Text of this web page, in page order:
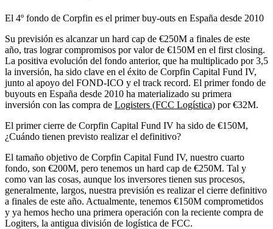
El 4º fondo de Corpfin es el primer buy-outs en España desde 2010
Su previsión es alcanzar un hard cap de €250M a finales de este
año, tras lograr compromisos por valor de €150M en el first closing.
La positiva evolución del fondo anterior, que ha multiplicado por 3,5
la inversión, ha sido clave en el éxito de Corpfin Capital Fund IV,
junto al apoyo del FOND-ICO y el track record. El primer fondo de
buyouts en España desde 2010 ha materializado su primera
inversión con las compra de Logisters (FCC Logística) por €32M.
El primer cierre de Corpfin Capital Fund IV ha sido de €150M,
¿Cuándo tienen previsto realizar el definitivo?
El tamaño objetivo de Corpfin Capital Fund IV, nuestro cuarto
fondo, son €200M, pero tenemos un hard cap de €250M. Tal y
como van las cosas, aunque los inversores tienen sus procesos,
generalmente, largos, nuestra previsión es realizar el cierre definitivo
a finales de este año. Actualmente, tenemos €150M comprometidos
y ya hemos hecho una primera operación con la reciente compra de
Logiters, la antigua división de logística de FCC.